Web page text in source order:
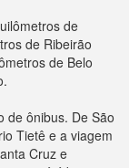
de
de Ribeirão
de Belo
de ônibus. De São
Tietê e a viagem
Cruz e